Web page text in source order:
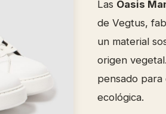
Las Oasis
de Vegtus,
un material
origen
pensado para
ecológica.